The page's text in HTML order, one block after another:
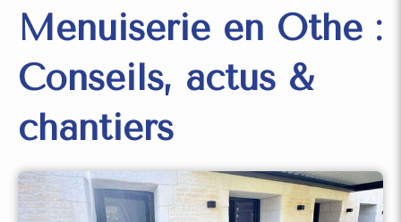
Menuiserie en Othe :
Conseils, actus &
chantiers